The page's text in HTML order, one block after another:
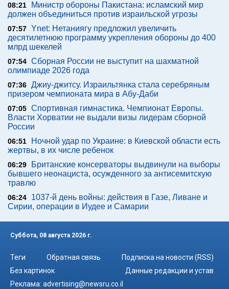
08:21
Министр обороны Пакистана: исламский мир
должен объединиться против израильской угрозы
07:57 Ynet: Нетаниягу предложил увеличить
десятилетнюю программу укрепления обороны до 400
млрд шекелей
07:54 Сборная России не выступит на шахматной
олимпиаде 2026 года
07:36 Джиу-джитсу. Израильтянка стала серебряным
призером чемпионата мира в Абу-Даби
07:05 Спортивная гимнастика. Чемпионат Европы.
Власти Хорватии не выдали визы лидерам сборной
России
06:51
Ночной удар по Украине: в Киевской области есть
жертвы, в их числе ребенок
06:29
Британские консерваторы выдвинули на выборы
бывшего неонациста, осужденного за антисемитскую
травлю
06:24
1037-й день войны: действия в Газе, Ливане и
Сирии, операции в Иудее и Самарии
Суббота, 08 августа 2026 г.
Теги Обратная связь
Подписка на новости (RSS)
Без картинок
Данные редакции и устав
Реклама: advertising@newsru.co.il